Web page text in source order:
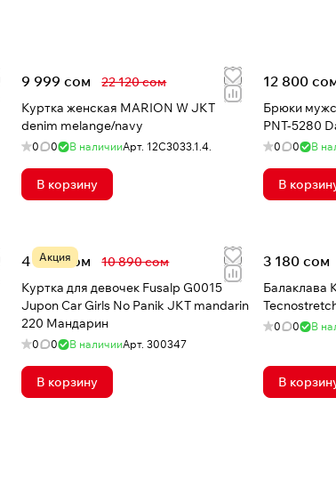
9 999 сом
22 120 сом
Куртка женская MARION W JKT
denim melange/navy
0 0 В наличииАрт. 12C3033.1.4.
В корзину
12 800
Брюки
PNT-5280
0 0 В
В
Акция
4 999 сом
10 890 сом
Куртка для девочек Fusalp G0015
Jupon Car Girls No Panik JKT mandarin
220 Мандарин
0 0 В наличииАрт.300347
В корзину
3 180 сом
Балаклава
0 0 В
В